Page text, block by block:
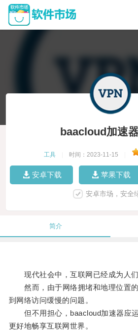
baacloud加速
工具 时间：2023-11-15
安卓下载 苹果下载
安卓市场，安全
简介
现代社会中，互联网已经成为人们
然而，由于网络拥堵和地理位置的
到网络访问缓慢的问题。
但不用担心，baacloud加速器应运
更好地畅享互联网世界。